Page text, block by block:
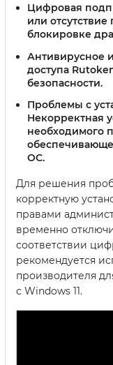
Цифровая
или
блокировке
Антивирусное
доступа
безопасности.
Проблемы с
Некорректная
необходимого
ОС.
Для решения
корректную
правами
временно
соответствии
рекомендуется
производителя
с Windows 11.